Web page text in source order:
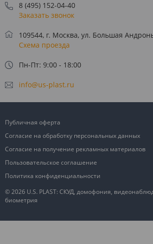
8 (495) 152-04-40
Заказать звонок
109544, г. Москва, ул. Большая
Схема проезда
Пн-Пт: 9:00 - 18:00
info@us-plast.ru
© 2026 U.S. PLAST: СКУД, домофония,
биометрия
Публичная оферта
Согласие на обработку персональных данных
Согласие на получение рекламных материалов
Пользовательское соглашение
Политика конфиденциальности